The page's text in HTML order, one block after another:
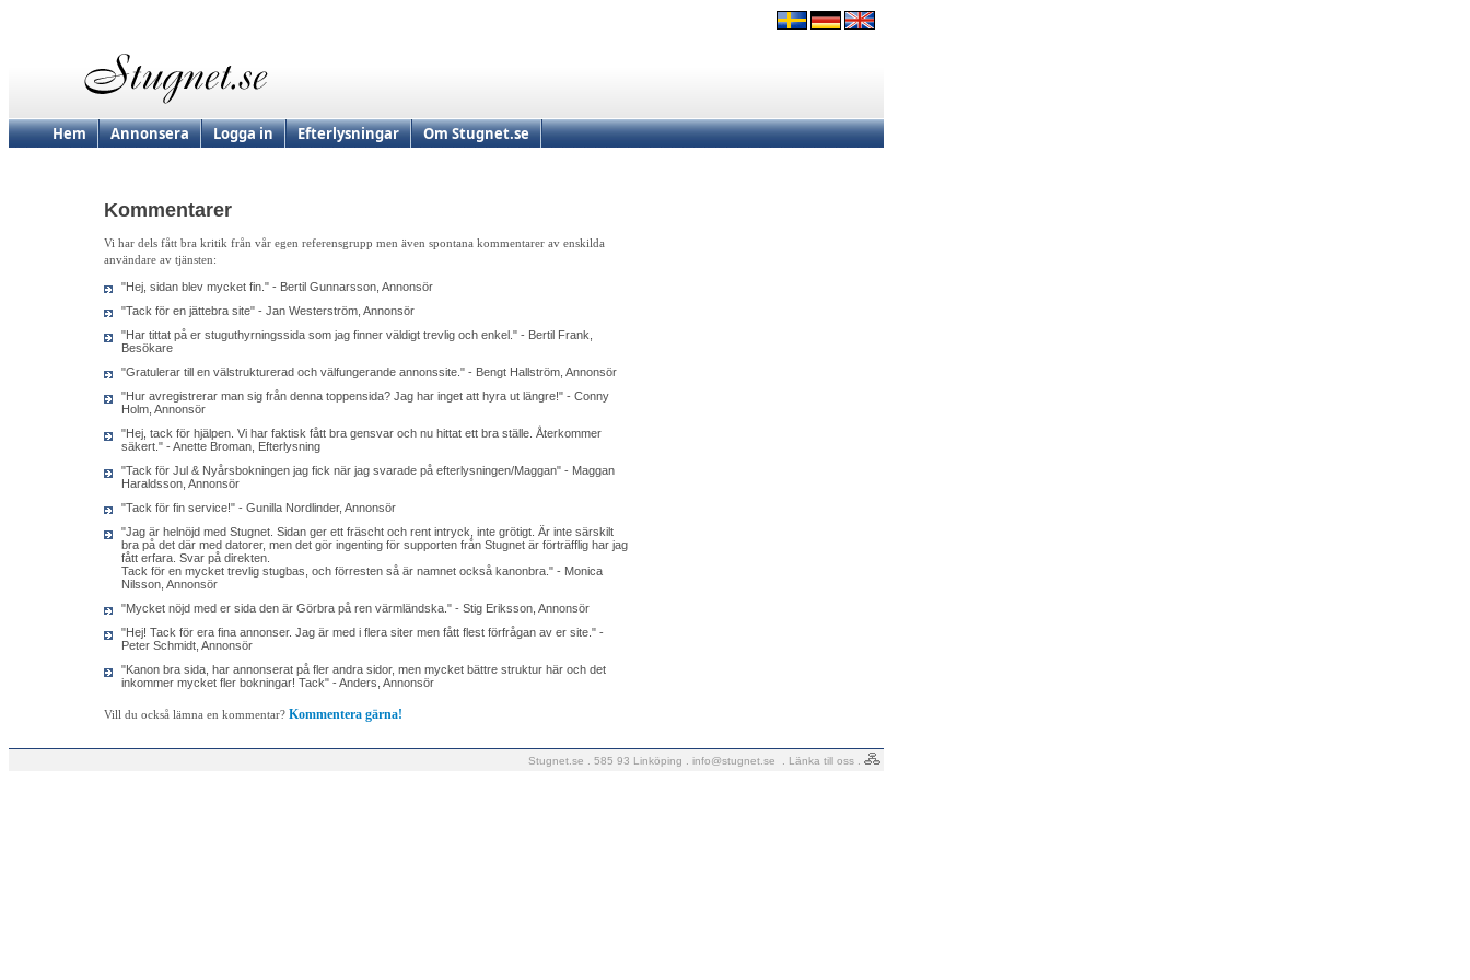
Hem Annonsera Logga in Efterlysningar Om Stugnet.se
Kommentarer
Vi har dels fått bra kritik från vår egen referensgrupp men även spontana kommentarer av enskilda
användare av tjänsten:
"Hej, sidan blev mycket fin." - Bertil Gunnarsson, Annonsör
"Tack för en jättebra site" - Jan Westerström, Annonsör
"Har tittat på er stuguthyrningssida som jag finner väldigt trevlig och enkel." - Bertil Frank,
Besökare
"Gratulerar till en välstrukturerad och välfungerande annonssite." - Bengt Hallström, Annonsör
"Hur avregistrerar man sig från denna toppensida? Jag har inget att hyra ut längre!" - Conny
Holm, Annonsör
"Hej, tack för hjälpen. Vi har faktisk fått bra gensvar och nu hittat ett bra ställe. Återkommer
säkert." - Anette Broman, Efterlysning
"Tack för Jul & Nyårsbokningen jag fick när jag svarade på efterlysningen/Maggan" - Maggan
Haraldsson, Annonsör
"Tack för fin service!" - Gunilla Nordlinder, Annonsör
"Jag är helnöjd med Stugnet. Sidan ger ett fräscht och rent intryck, inte grötigt. Är inte särskilt
bra på det där med datorer, men det gör ingenting för supporten från Stugnet är förträfflig har jag
fått erfara. Svar på direkten.
Tack för en mycket trevlig stugbas, och förresten så är namnet också kanonbra." - Monica
Nilsson, Annonsör
"Mycket nöjd med er sida den är Görbra på ren värmländska." - Stig Eriksson, Annonsör
"Hej! Tack för era fina annonser. Jag är med i flera siter men fått flest förfrågan av er site." -
Peter Schmidt, Annonsör
"Kanon bra sida, har annonserat på fler andra sidor, men mycket bättre struktur här och det
inkommer mycket fler bokningar! Tack" - Anders, Annonsör
Vill du också lämna en kommentar? Kommentera gärna!
Stugnet.se . 585 93 Linköping . info@stugnet.se Länka till oss